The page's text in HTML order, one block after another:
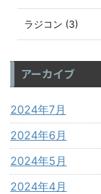
ラジコン (3)
アーカイブ
2024年7月
2024年6月
2024年5月
2024年4月